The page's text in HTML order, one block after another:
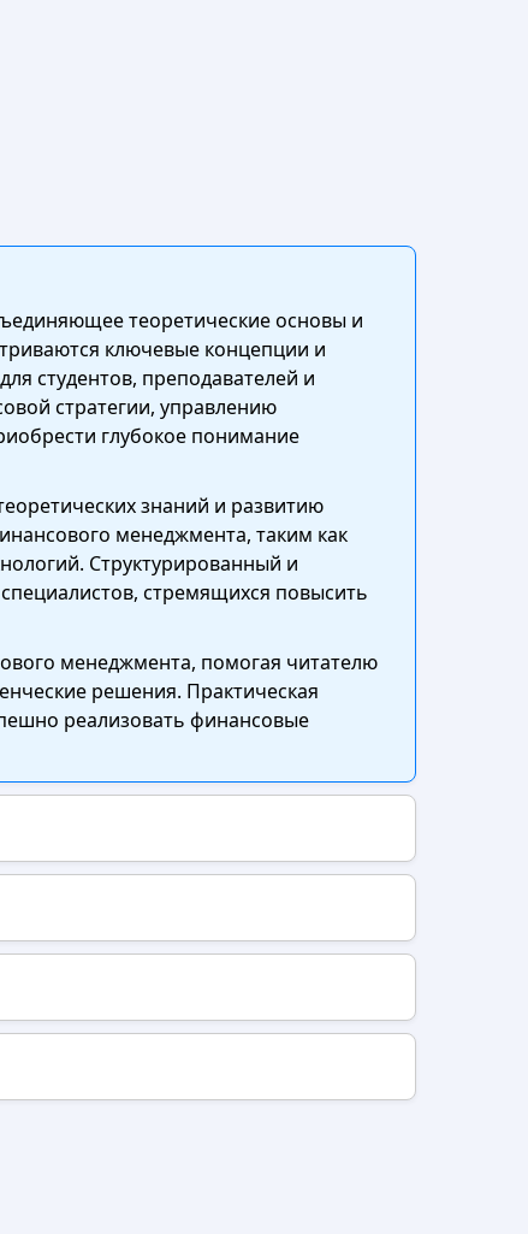
теоретические основы и
ключевые концепции и
студентов, преподавателей и
стратегии, управлению
глубокое понимание
знаний и развитию
менеджмента, таким как
Структурированный и
стремящихся повысить
менеджмента, помогая читателю
решения. Практическая
реализовать финансовые